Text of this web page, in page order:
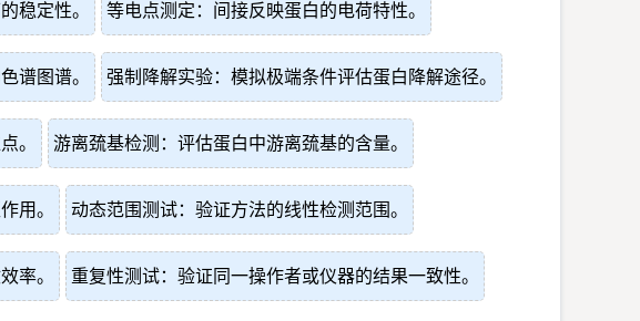
稳定性。 等电点测定：间接反映蛋白的电荷特性。
谱图谱。 强制降解实验：模拟极端条件评估蛋白降解途径。
。 游离巯基检测：评估蛋白中游离巯基的含量。
用。 动态范围测试：验证方法的线性检测范围。
率。 重复性测试：验证同一操作者或仪器的结果一致性。